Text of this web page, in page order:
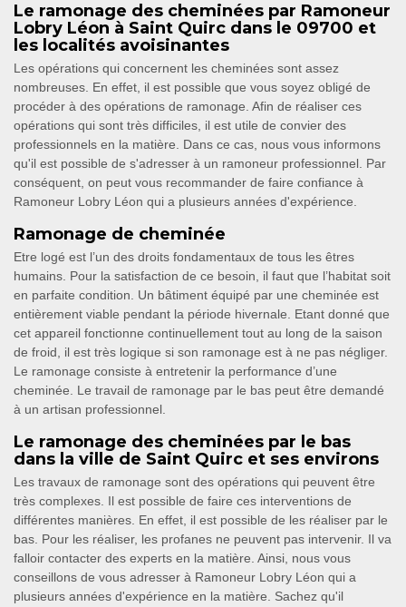
Le ramonage des cheminées par Ramoneur
Lobry Léon à Saint Quirc dans le 09700 et
les localités avoisinantes
Les opérations qui concernent les cheminées sont assez
nombreuses. En effet, il est possible que vous soyez obligé de
procéder à des opérations de ramonage. Afin de réaliser ces
opérations qui sont très difficiles, il est utile de convier des
professionnels en la matière. Dans ce cas, nous vous informons
qu'il est possible de s'adresser à un ramoneur professionnel. Par
conséquent, on peut vous recommander de faire confiance à
Ramoneur Lobry Léon qui a plusieurs années d'expérience.
Ramonage de cheminée
Etre logé est l’un des droits fondamentaux de tous les êtres
humains. Pour la satisfaction de ce besoin, il faut que l’habitat soit
en parfaite condition. Un bâtiment équipé par une cheminée est
entièrement viable pendant la période hivernale. Etant donné que
cet appareil fonctionne continuellement tout au long de la saison
de froid, il est très logique si son ramonage est à ne pas négliger.
Le ramonage consiste à entretenir la performance d’une
cheminée. Le travail de ramonage par le bas peut être demandé
à un artisan professionnel.
Le ramonage des cheminées par le bas
dans la ville de Saint Quirc et ses environs
Les travaux de ramonage sont des opérations qui peuvent être
très complexes. Il est possible de faire ces interventions de
différentes manières. En effet, il est possible de les réaliser par le
bas. Pour les réaliser, les profanes ne peuvent pas intervenir. Il va
falloir contacter des experts en la matière. Ainsi, nous vous
conseillons de vous adresser à Ramoneur Lobry Léon qui a
plusieurs années d'expérience en la matière. Sachez qu'il